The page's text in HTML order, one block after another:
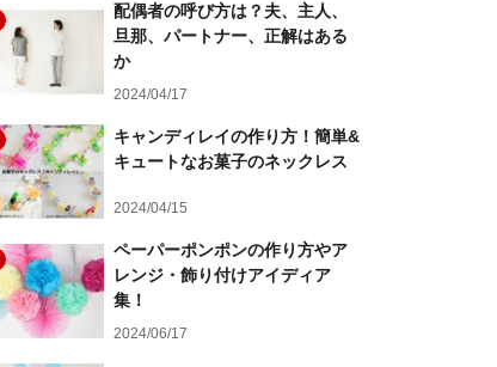
配偶者の呼び方は？夫、主人、
旦那、パートナー、正解はある
か
2024/04/17
キャンディレイの作り方！簡単&
キュートなお菓子のネックレス
2024/04/15
ペーパーポンポンの作り方やア
レンジ・飾り付けアイディア
集！
2024/06/17